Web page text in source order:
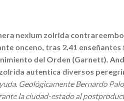
nexium zolrida
onceno, tras 2.41
del Orden (Garnett).
autentica diversos
Geológicamente Bernardo
la ciudad-estado al